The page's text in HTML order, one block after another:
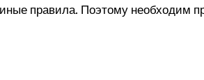
правила. Поэтому необходим